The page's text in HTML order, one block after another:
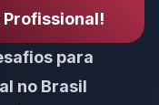
Profissional!
para
no Brasil